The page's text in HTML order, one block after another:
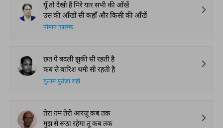
यूँ तो देखी हैं मिरे यार सभी की आँखें
उस की आँखों सी कहाँ और किसी की आँखें
नोमान फ़ारूक़
छत पे बदली झुकी सी रहती है
कब से बारिश थमी सी रहती है
ग़ुलाम मुर्तज़ा राही
तेरा ग़म तेरी आरज़ू कब तक
मुझ से रूठा रहेगा तू कब तक